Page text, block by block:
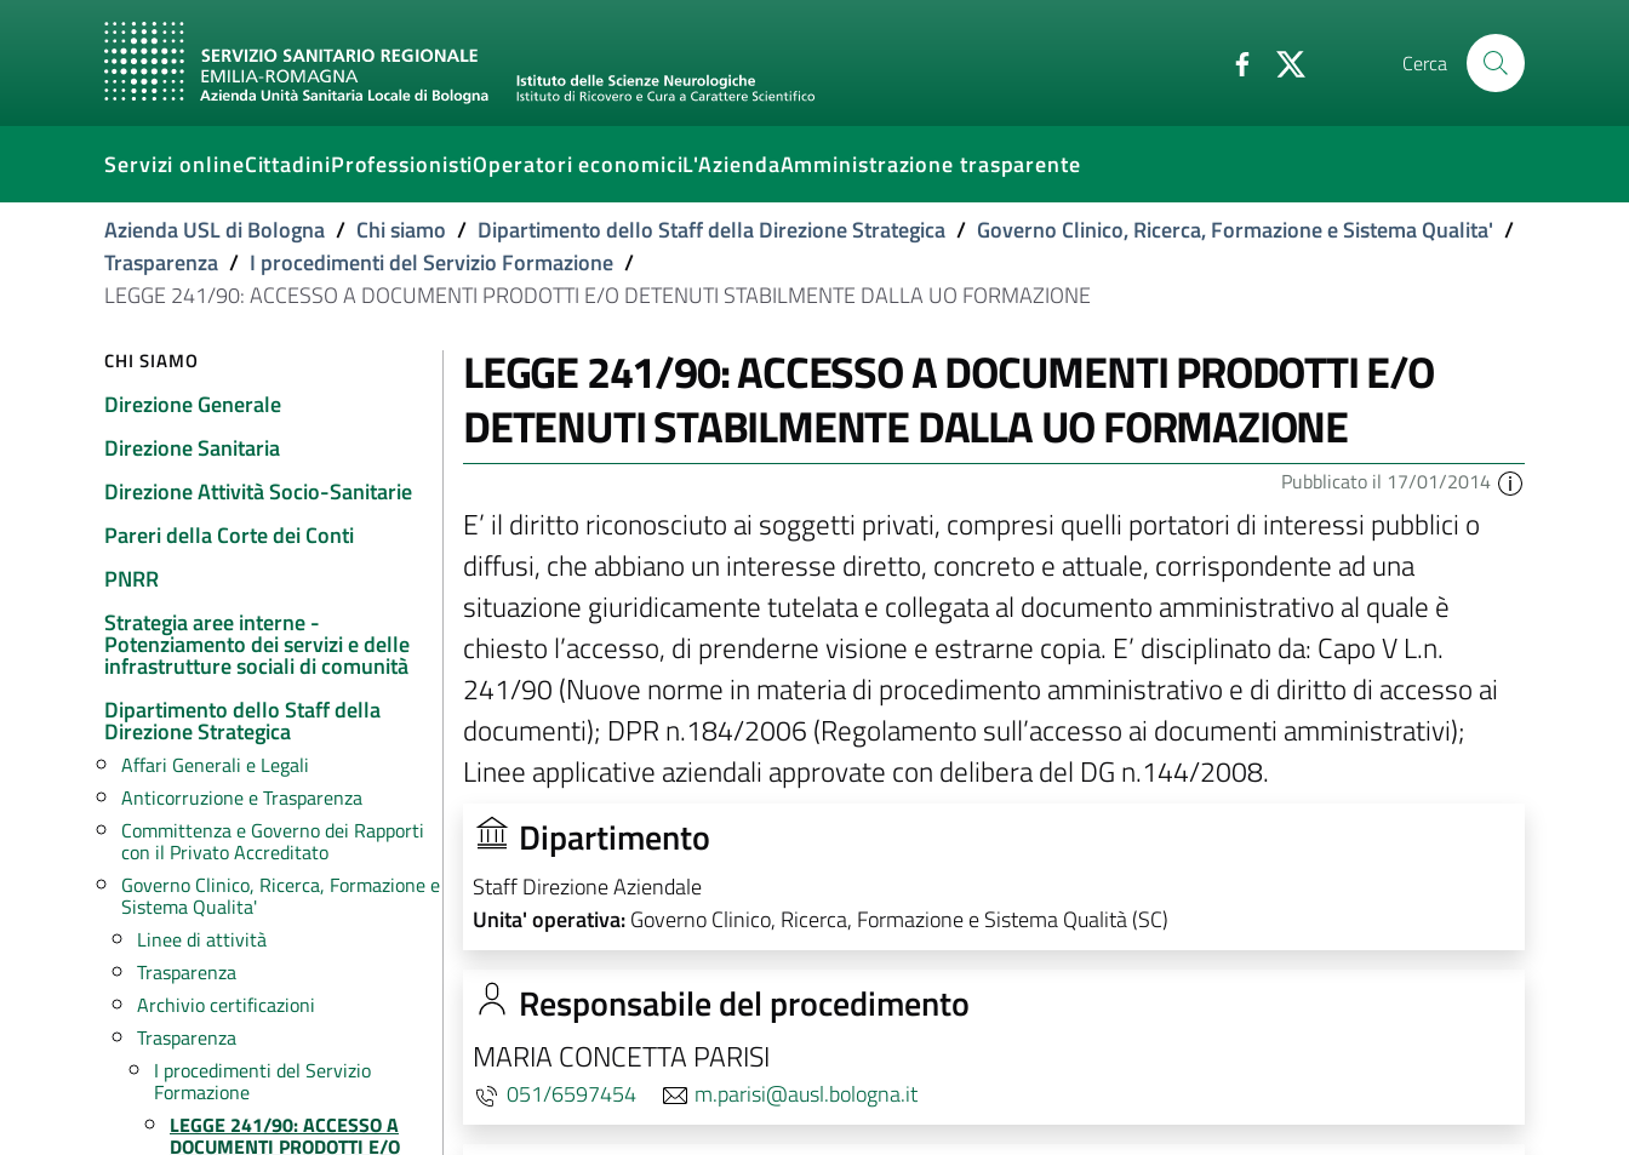
Cerca
Servizi onlineCittadiniProfessionistiOperatori economiciL'AziendaAmministrazione trasparente
Azienda USL di Bologna / Chi siamo / Dipartimento dello Staff della Direzione Strategica / Governo Clinico, Ricerca, Formazione e Sistema Qualita' /
Trasparenza / I procedimenti del Servizio Formazione /
LEGGE 241/90: ACCESSO A DOCUMENTI PRODOTTI E/O DETENUTI STABILMENTE DALLA UO FORMAZIONE
CHI SIAMO
Direzione Generale
Direzione Sanitaria
Direzione Attività Socio-Sanitarie
Pareri della Corte dei Conti
PNRR
Strategia aree interne -
Potenziamento dei servizi e delle
infrastrutture sociali di comunità
Dipartimento dello Staff della
Direzione Strategica
Affari Generali e Legali
Anticorruzione e Trasparenza
Committenza e Governo dei Rapporti
con il Privato Accreditato
Governo Clinico, Ricerca, Formazione e
Sistema Qualita'
Linee di attività
Trasparenza
Archivio certificazioni
Trasparenza
I procedimenti del Servizio
Formazione
LEGGE 241/90: ACCESSO A
DOCUMENTI PRODOTTI E/O
LEGGE 241/90: ACCESSO A DOCUMENTI PRODOTTI E/O
DETENUTI STABILMENTE DALLA UO FORMAZIONE
Pubblicato il 17/01/2014
E’ il diritto riconosciuto ai soggetti privati, compresi quelli portatori di interessi pubblici o
diffusi, che abbiano un interesse diretto, concreto e attuale, corrispondente ad una
situazione giuridicamente tutelata e collegata al documento amministrativo al quale è
chiesto l’accesso, di prenderne visione e estrarne copia. E’ disciplinato da: Capo V L.n.
241/90 (Nuove norme in materia di procedimento amministrativo e di diritto di accesso ai
documenti); DPR n.184/2006 (Regolamento sull’accesso ai documenti amministrativi);
Linee applicative aziendali approvate con delibera del DG n.144/2008.
Dipartimento
Staff Direzione Aziendale
Unita' operativa:Governo Clinico, Ricerca, Formazione e Sistema Qualità (SC)
Responsabile del procedimento
MARIA CONCETTA PARISI
051/6597454 m.parisi@ausl.bologna.it